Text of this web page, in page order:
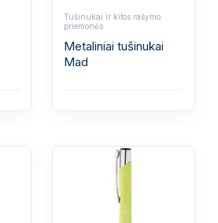
Tušinukai ir kitos rašymo
priemonės
Metaliniai tušinukai
Mad